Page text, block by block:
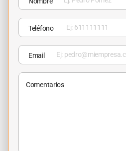
Teléfono
Email
Comentarios